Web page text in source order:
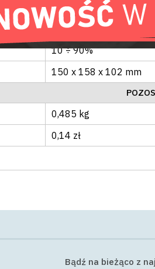
0.5W
-20°C ÷ 50°C
10 ÷ 90%
150 x 158 x 102 mm
0,485 kg
0,14 zł
Bądź na bieżąco z